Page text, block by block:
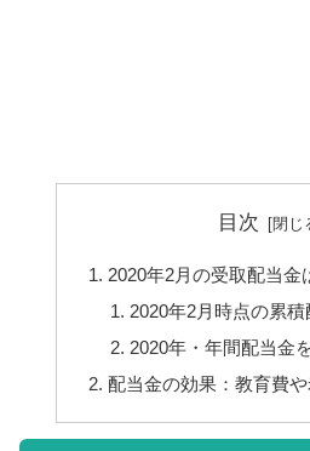
目次
2020年2月の受取配当金
2020年2月時点の累積
2020年・年間配当金
配当金の効果：教育費